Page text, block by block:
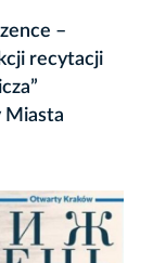
–
recytacji
Miasta